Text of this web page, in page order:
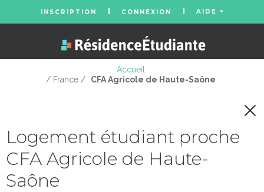
INSCRIPTION CONNEXION AIDE
Accueil
/ France /
CFA Agricole de Haute-Saône
Logement étudiant proche
CFA Agricole de Haute-
Saône